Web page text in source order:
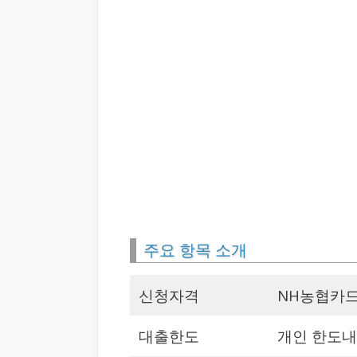
주요 항목 소개
신청자격
NH농협카
대출한도
개인 한도내